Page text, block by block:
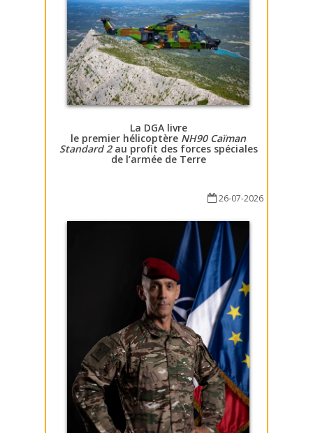
La DGA livre
le premier hélicoptère NH90 Caïman
Standard 2au profit des forces spéciales
de l’armée de Terre
26-07-2026